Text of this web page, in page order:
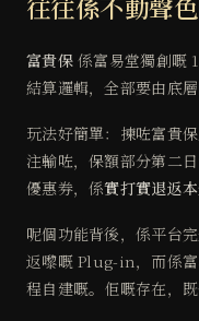
富貴保係富易堂獨創嘅
結算邏輯，全部要由底層
玩法好簡單：揀咗富貴
注輸咗，保額部分第二
優惠券，係實打實退返
呢個功能背後，係平台
返嚟嘅 Plug-in，而係
程自建嘅。佢嘅存在，